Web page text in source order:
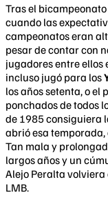
Tras el
cuando las
campeonatos eran
pesar de contar con
jugadores entre ellos
incluso jugó para los
los años setenta, o el
ponchados de todos
de 1985 consiguiera
abrió esa
Tan mala y
largos años y un
Alejo Peralta
LMB.